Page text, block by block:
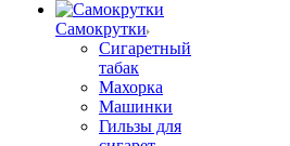
Самокрутки
Сигаретный
табак
Махорка
Машинки
Гильзы для